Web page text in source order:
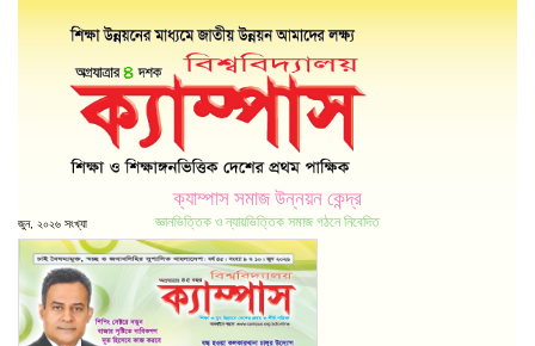
ক্যাম্পাস সমাজ উন্নয়ন কেন্দ্র
জ্ঞানভিত্তিক ও ন্যায়ভিত্তিক সমাজ গঠনে নিবেদিত
জুন, ২০২৬ সংখ্যা